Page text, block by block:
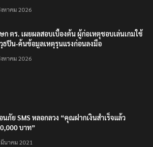
หาคม 2026
ก ตร. เผยผลสอบเบื้องต้น ผู้ก่อเหตุชอบเล่นเกมใช้
ธปืน-ค้นข้อมูลเหตุรุนแรงก่อนลงมือ
หาคม 2026
นภัย SMS หลอกลวง “คุณฝากเงินสำเร็จแล้ว
บาท”
นาคม 2021